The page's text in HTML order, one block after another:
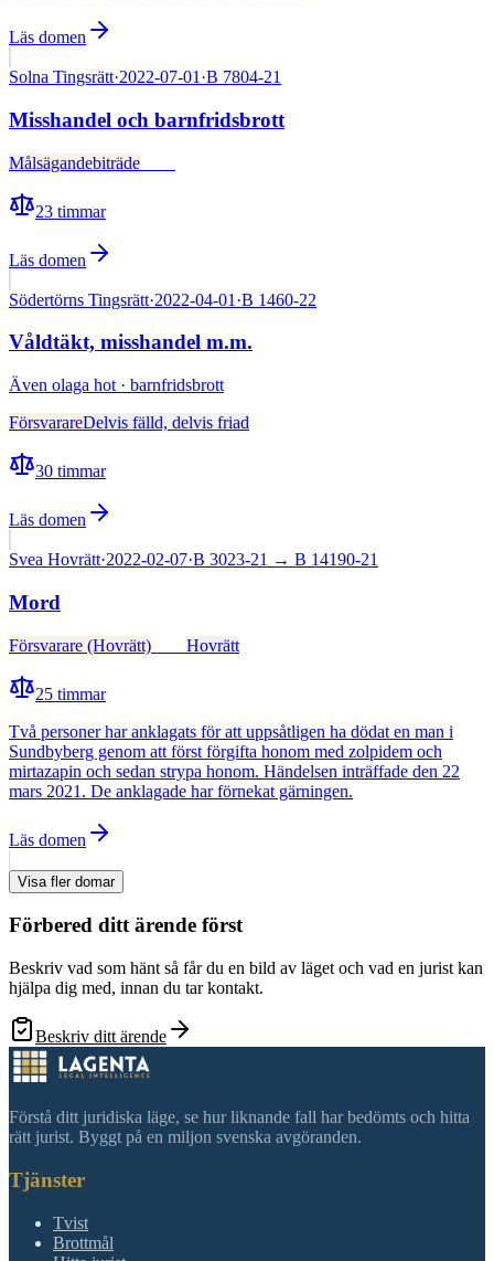
Läs domen
Solna Tingsrätt·2022-07-01 ·B 7804-21
Misshandel och barnfridsbrott
Målsägandebiträde
23 timmar
Läs domen
Södertörns Tingsrätt·2022-04-01 ·B 1460-22
Våldtäkt, misshandel m.m.
Även olaga hot · barnfridsbrott
FörsvarareDelvis fälld, delvis friad
30 timmar
Läs domen
Svea Hovrätt·2022-02-07·B 3023-21 → B 14190-21
Mord
Försvarare (Hovrätt) Hovrätt
25 timmar
Två personer har anklagats för att uppsåtligen ha dödat en man i
Sundbyberg genom att först förgifta honom med zolpidem och
mirtazapin och sedan strypa honom. Händelsen inträffade den 22
mars 2021. De anklagade har förnekat gärningen.
Läs domen
Visa fler domar
Förbered ditt ärende först
Beskriv vad som hänt så får du en bild av läget och vad en jurist kan
hjälpa dig med, innan du tar kontakt.
Beskriv ditt ärende
Förstå ditt juridiska läge, se hur liknande fall har bedömts och hitta
rätt jurist. Byggt på en miljon svenska avgöranden.
Tjänster
Tvist
Brottmål